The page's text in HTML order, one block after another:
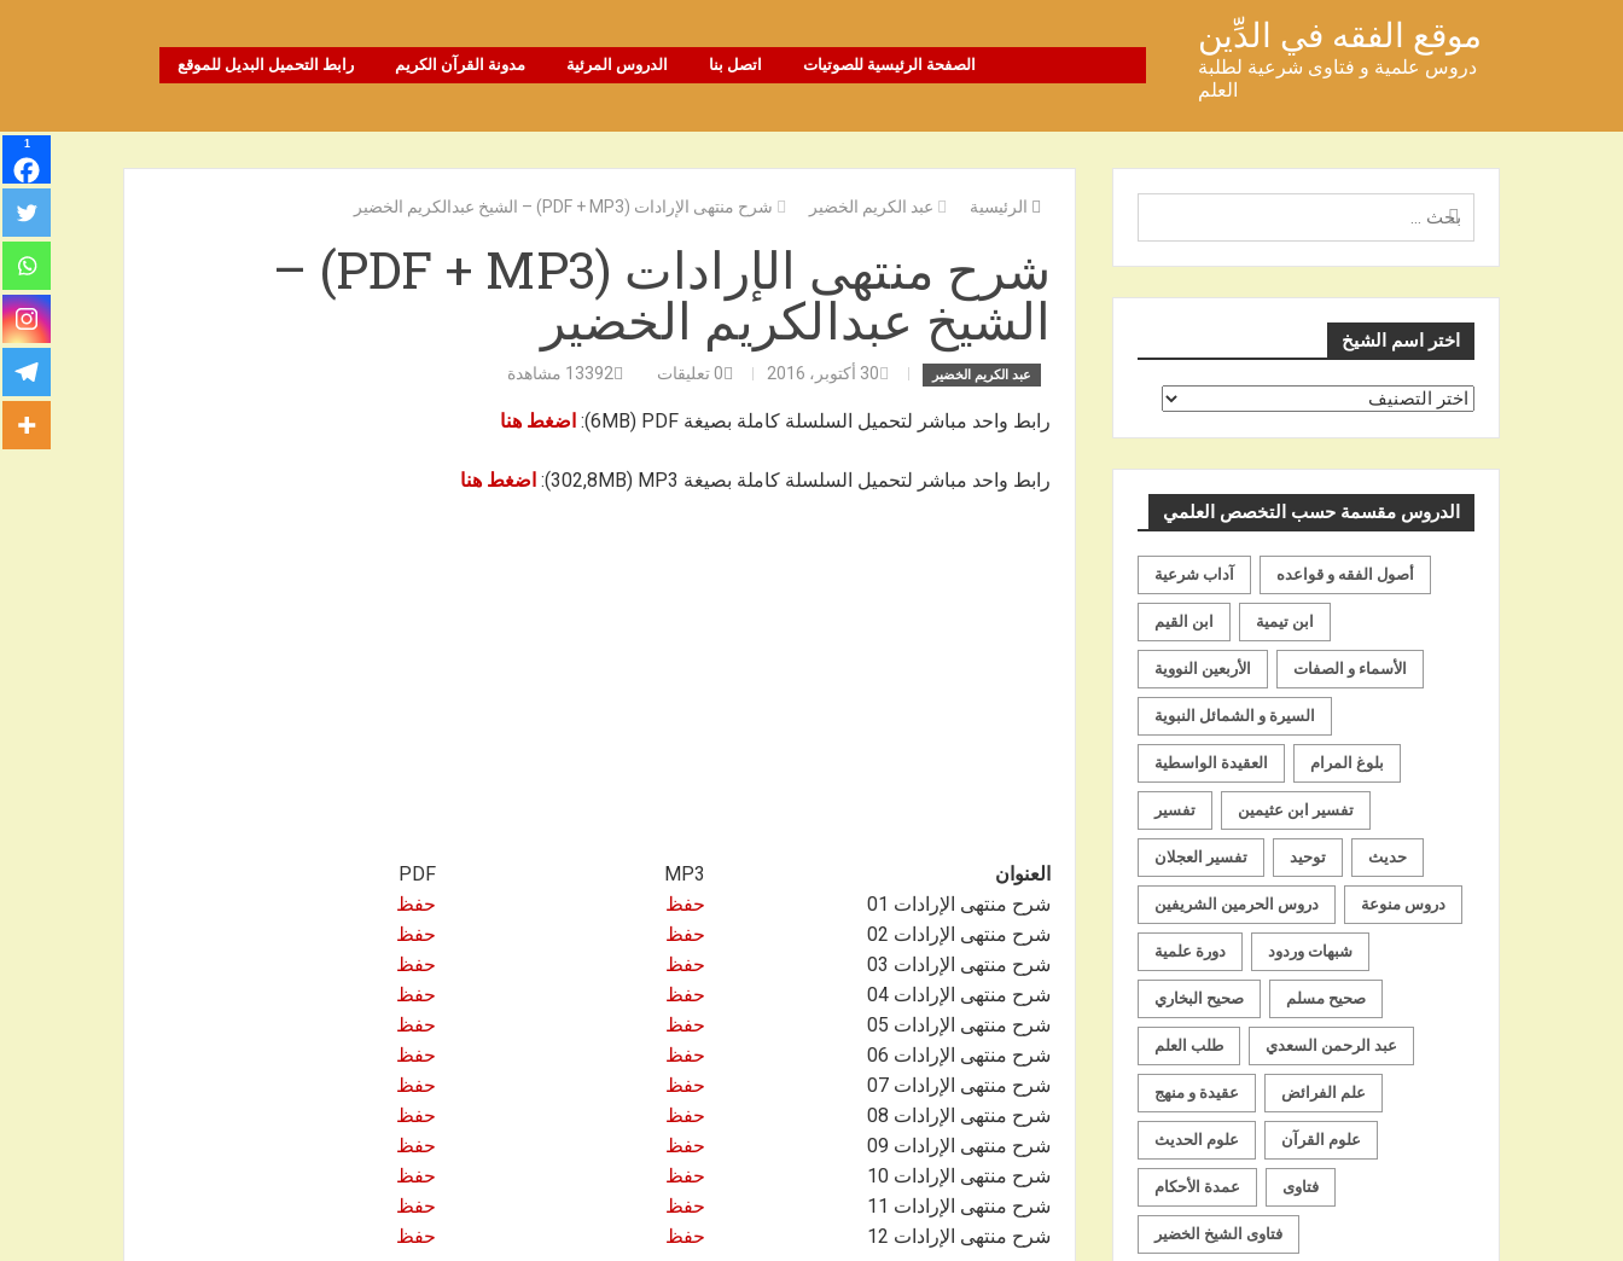
موقع الفقه في الدِّين
دروس علمية و فتاوى شرعية لطلبة
العلم
الصفحة الرئيسية للصوتيات اتصل بنا الدروس المرئية مدونة القرآن الكريم رابط التحميل البديل للموقع
الرئيسية عبد الكريم الخضير شرح منتهى الإرادات (PDF + MP3) – الشيخ عبدالكريم الخضير
شرح منتهى الإرادات (PDF + MP3) –
الشيخ عبدالكريم الخضير
عبد الكريم الخضير 30 أكتوبر، 2016 0تعليقات 13392 مشاهدة
رابط واحد مباشر لتحميل السلسلة كاملة بصيغة 6MB) PDF): اضغط هنا
رابط واحد مباشر لتحميل السلسلة كاملة بصيغة 302,8MB) MP3): اضغط هنا
العنوان MP3
PDF
شرح منتهى الإرادات 01
حفظ
حفظ
شرح منتهى الإرادات 02
حفظ
حفظ
شرح منتهى الإرادات 03
حفظ
حفظ
شرح منتهى الإرادات 04
حفظ
حفظ
شرح منتهى الإرادات 05
حفظ
حفظ
شرح منتهى الإرادات 06
حفظ
حفظ
شرح منتهى الإرادات 07
حفظ
حفظ
شرح منتهى الإرادات 08
حفظ
حفظ
شرح منتهى الإرادات 09
حفظ
حفظ
شرح منتهى الإرادات 10
حفظ
حفظ
شرح منتهى الإرادات 11
حفظ
حفظ
شرح منتهى الإرادات 12
حفظ حفظ
1
البحث
عن
اختر اسم الشيخ
اختر
الدروس مقسمة حسب التخصص العلمي
آداب شرعية أصول الفقه و قواعده
ابن القيم ابن تيمية
الأربعين النووية الأسماء و الصفات
السيرة و الشمائل النبوية
العقيدة الواسطية بلوغ المرام
تفسير تفسير ابن عثيمين
تفسير العجلان توحيد حديث
دروس الحرمين الشريفين دروس منوعة
دورة علمية شبهات وردود
صحيح البخاري صحيح مسلم
طلب العلم عبد الرحمن السعدي
عقيدة و منهج علم الفرائض
علوم الحديث علوم القرآن
عمدة الأحكام فتاوى
فتاوى الشيخ الخضير